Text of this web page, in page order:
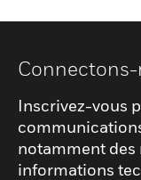
Connectons-
Inscrivez-vous
notamment des
informations